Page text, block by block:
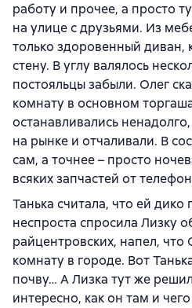
работу и прочее, а просто
на улице с друзьями. Из
только здоровенный диван,
стену. В углу валялось
постояльцы забыли. Олег
комнату в основном
останавливались
на рынке и отчаливали. В
сам, а точнее – просто
всяких запчастей от
Танька считала, что ей
неспроста спросила Лизку
райцентровских, напел, что
комнату в городе. Вот
почву… А Лизка тут же
интересно, как он там и